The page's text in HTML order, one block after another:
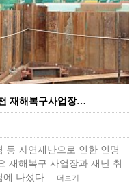
재해복구사업장…
등 자연재난으로 인한 인명
재해복구 사업장과 재난 취
에 나섰다…
더보기